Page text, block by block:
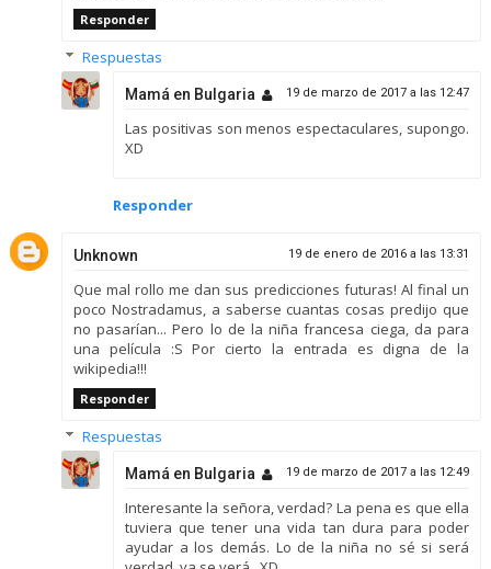
Responder
Respuestas
Mamá en Bulgaria 19 de marzo de 2017 a las 12:47
Las positivas son menos espectaculares, supongo.
XD
Responder
Unknown 19 de enero de 2016 a las 13:31
Que mal rollo me dan sus predicciones futuras! Al final un
poco Nostradamus, a saberse cuantas cosas predijo que
no pasarían... Pero lo de la niña francesa ciega, da para
una película :S Por cierto la entrada es digna de la
wikipedia!!!
Responder
Respuestas
Mamá en Bulgaria 19 de marzo de 2017 a las 12:49
Interesante la señora, verdad? La pena es que ella
tuviera que tener una vida tan dura para poder
ayudar a los demás. Lo de la niña no sé si será